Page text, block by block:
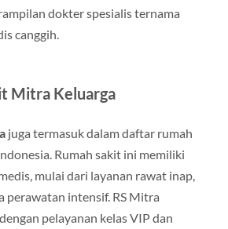
dokter spesialis ternama
canggih.
Mitra Keluarga
juga termasuk dalam daftar rumah
Rumah sakit ini memiliki
mulai dari layanan rawat inap,
perawatan intensif. RS Mitra
pelayanan kelas VIP dan